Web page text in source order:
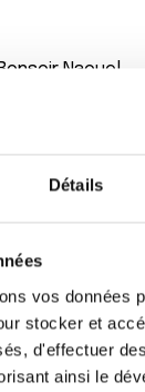
Détails
vos données
stocker et
d'effectuer
ainsi le
Naouel,
allez la bonne